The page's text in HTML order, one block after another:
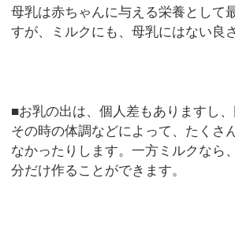
母乳は赤ちゃんに与える栄養として
すが、ミルクにも、母乳にはない良
■お乳の出は、個人差もありますし
その時の体調などによって、たくさ
なかったりします。一方ミルクなら
分だけ作ることができます。